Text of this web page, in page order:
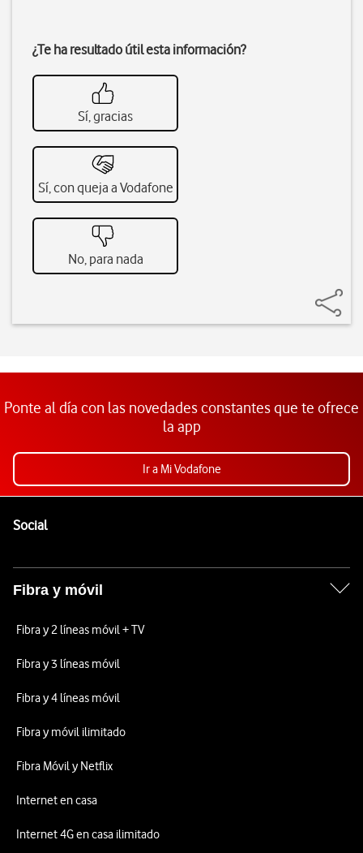
¿Te ha resultado útil esta información?
Sí, gracias
Sí, con queja a Vodafone
No, para nada
Ponte al día con las novedades constantes que te ofrece
la app
Ir a Mi Vodafone
SocialEnlaces a las redes sociales de Vodafone
Fibra y móvil
Fibra y 2 líneas móvil + TV
Fibra y 3 líneas móvil
Fibra y 4 líneas móvil
Fibra y móvil ilimitado
Fibra Móvil y Netflix
Internet en casa
Internet 4G en casa ilimitado